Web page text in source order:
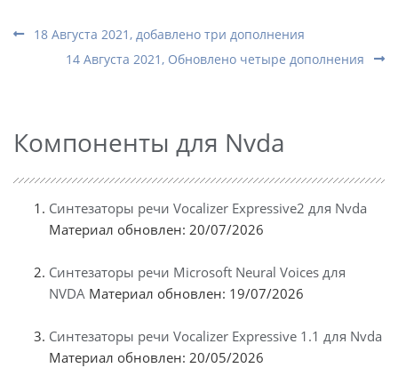
18 Августа 2021, добавлено три дополнения
14 Августа 2021, Обновлено четыре дополнения
Компоненты для Nvda
Синтезаторы речи Vocalizer Expressive2 для Nvda
Материал обновлен: 20/07/2026
Синтезаторы речи Microsoft Neural Voices для
NVDA Материал обновлен: 19/07/2026
Синтезаторы речи Vocalizer Expressive 1.1 для Nvda
Материал обновлен: 20/05/2026